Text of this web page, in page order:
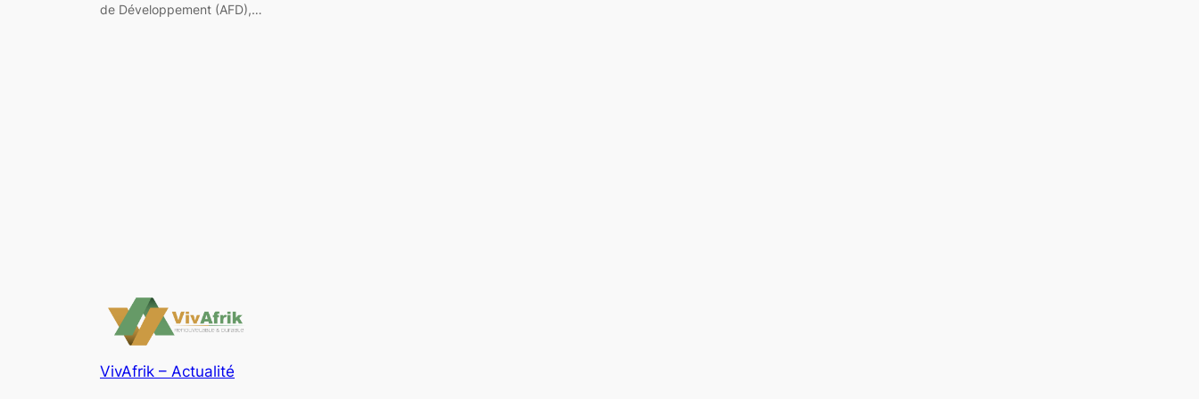
de Développement (AFD),…
VivAfrik – Actualité